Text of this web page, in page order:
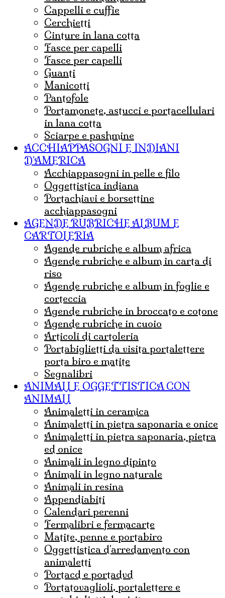
cappelli e cuffie
Cerchietti
cinture in lana cotta
fasce per capelli
Fasce per capelli
guanti
Manicotti
Pantofole
portamonete, astucci e portacellulari
in lana cotta
sciarpe e pashmine
ACCHIAPPASOGNI E INDIANI
D'AMERICA
acchiappasogni in pelle e filo
Oggettistica indiana
Portachiavi e borsettine
acchiappasogni
AGENDE RUBRICHE ALBUM E
CARTOLERIA
agende rubriche e album africa
agende rubriche e album in carta di
riso
agende rubriche e album in foglie e
corteccia
agende rubriche in broccato e cotone
agende rubriche in cuoio
articoli di cartoleria
portabiglietti da visita portalettere
porta biro e matite
Segnalibri
ANIMALI E OGGETTISTICA CON
ANIMALI
animaletti in ceramica
animaletti in pietra saponaria e onice
Animaletti in pietra saponaria, pietra
ed onice
animali in legno dipinto
animali in legno naturale
animali in resina
appendiabiti
calendari perenni
fermalibri e fermacarte
matite, penne e portabiro
oggettistica d'arredamento con
animaletti
portacd e portadvd
portatovaglioli, portalettere e